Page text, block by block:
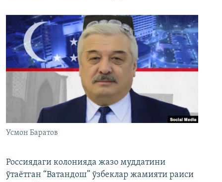
Усмон Баратов
Россиядаги колонияда жазо муддатини
ўтаётган “Ватандош” ўзбеклар жамияти раиси